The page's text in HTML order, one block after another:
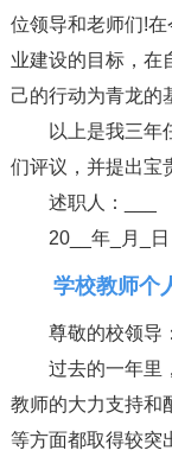
位领导和老师们!
业建设的目标，在
己的行动为青龙的
以上是我三年
们评议，并提出宝
述职人：___
20__年_月_日
学校教师个
尊敬的校领导：
过去的一年里
教师的大力支持和
等方面都取得较突